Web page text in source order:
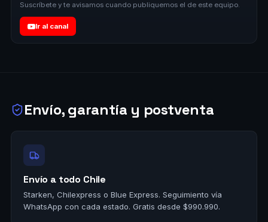
Suscríbete y te avisamos cuando publiquemos el de este equipo.
Ir al canal
Envío, garantía y postventa
Envío a todo Chile
Starken, Chilexpress o Blue Express. Seguimiento vía
WhatsApp con cada estado. Gratis desde $990.990.